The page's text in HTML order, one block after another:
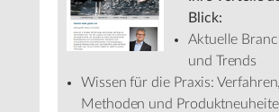
Blick:
Aktuelle
und Trends
Wissen für die Praxis: Verfahren,
Methoden und